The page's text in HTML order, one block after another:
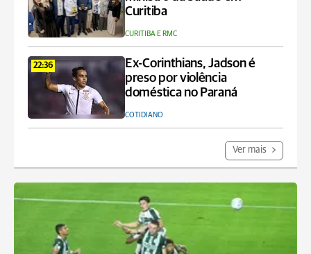
Curitiba
CURITIBA E RMC
22:36
Ex-Corinthians, Jadson é
preso por violência
doméstica no Paraná
COTIDIANO
Ver mais